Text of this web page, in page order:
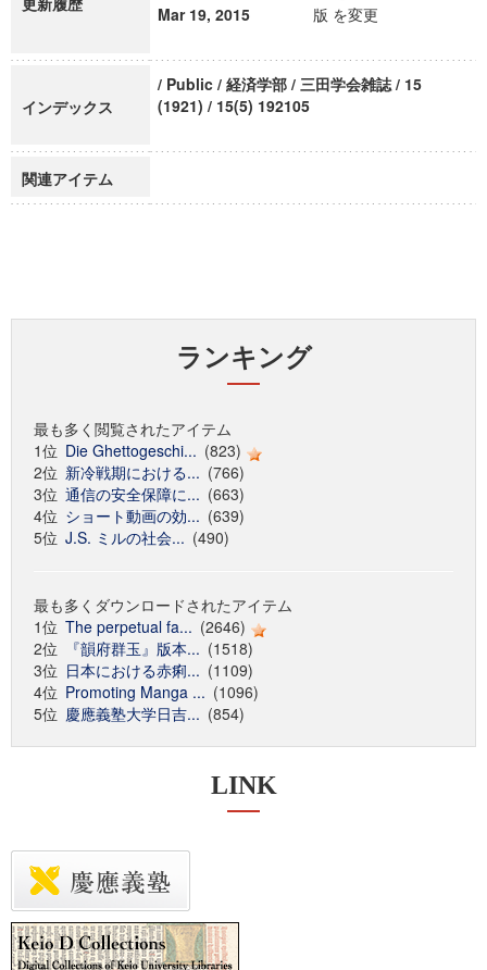
Mar 19, 2015
版 を変更
インデックス
/ Public / 経済学部 / 三田学会雑誌 / 15
(1921) / 15(5) 192105
関連アイテム
ランキング
最も多く閲覧されたアイテム
1位 Die Ghettogeschi... (823)
2位 新冷戦期における... (766)
3位 通信の安全保障に... (663)
4位 ショート動画の効... (639)
5位 J.S. ミルの社会... (490)
最も多くダウンロードされたアイテム
1位 The perpetual fa... (2646)
2位
『韻府群玉』版本... (1518)
3位 日本における赤痢... (1109)
4位 Promoting Manga ... (1096)
5位 慶應義塾大学日吉... (854)
LINK